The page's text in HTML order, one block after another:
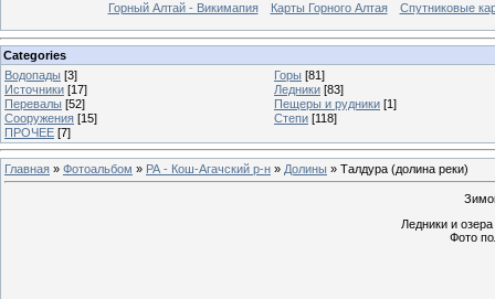
Горный Алтай - Викимапия
Карты Горного Алтая Спутниковые
Categories
Водопады [3] Горы [81]
Источники [17] Ледники [83]
Перевалы [52] Пещеры и рудники [1]
Сооружения [15] Степи [118]
ПРОЧЕЕ [7]
Главная » Фотоальбом » РА - Кош-Агачский р-н » Долины » Талдура (долина реки)
Ледники и
Фото